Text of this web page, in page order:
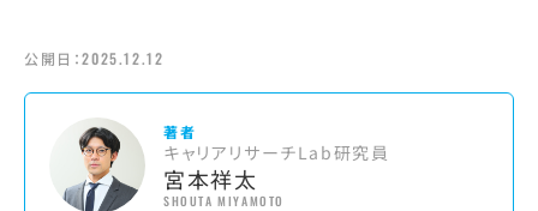
公開日：2025.12.12
著者
キャリアリサーチLab研究員
宮本祥太
SHOUTA MIYAMOTO